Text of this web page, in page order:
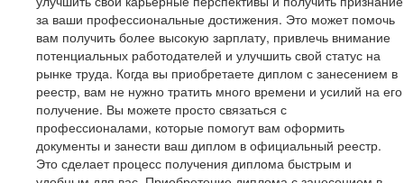
за ваши профессиональные достижения. Это может помочь
вам получить более высокую зарплату, привлечь внимание
потенциальных работодателей и улучшить свой статус на
рынке труда. Когда вы приобретаете диплом с занесением в
реестр, вам не нужно тратить много времени и усилий на его
получение. Вы можете просто связаться с
профессионалами, которые помогут вам оформить
документы и занести ваш диплом в официальный реестр.
Это сделает процесс получения диплома быстрым и